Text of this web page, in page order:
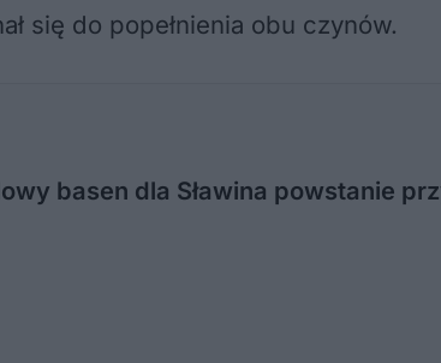
się do popełnienia obu czynów.
basen dla Sławina powstanie